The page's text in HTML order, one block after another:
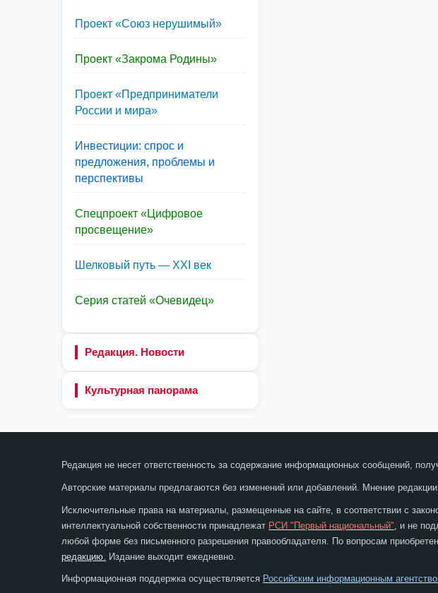
Проект «Союз нерушимый»
Проект «Закрома Родины»
Проект «Предприниматели
России и мира»
Инвестиции: спрос и
предложения, проблемы и
перспективы
Спецпроект «Цифровое
просвещение»
Шелковый путь — XXI век
Серия статей «Очевидец»
Редакция. Новости
Культурная панорама
Редакция не несет ответственность за содержание информационных сообщений,
Авторские материалы предлагаются без изменений или добавлений. Мнение
Исключительные права на материалы, размещенные на сайте, в соответствии с
интеллектуальной собственности принадлежат РСИ "Первый национальный" , и не
любой форме без письменного разрешения правообладателя. По вопросам
редакцию. Издание выходит ежедневно.
Информационная поддержка осуществляется Российским информационным